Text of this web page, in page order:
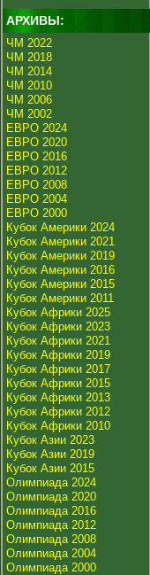
АРХИВЫ:
ЧМ 2022
ЧМ 2018
ЧМ 2014
ЧМ 2010
ЧМ 2006
ЧМ 2002
ЕВРО 2024
ЕВРО 2020
ЕВРО 2016
ЕВРО 2012
ЕВРО 2008
ЕВРО 2004
ЕВРО 2000
Кубок Америки 2024
Кубок Америки 2021
Кубок Америки 2019
Кубок Америки 2016
Кубок Америки 2015
Кубок Америки 2011
Кубок Африки 2025
Кубок Африки 2023
Кубок Африки 2021
Кубок Африки 2019
Кубок Африки 2017
Кубок Африки 2015
Кубок Африки 2013
Кубок Африки 2012
Кубок Африки 2010
Кубок Азии 2023
Кубок Азии 2019
Кубок Азии 2015
Олимпиада 2024
Олимпиада 2020
Олимпиада 2016
Олимпиада 2012
Олимпиада 2008
Олимпиада 2004
Олимпиада 2000